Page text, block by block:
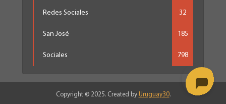
Redes Sociales 32
San José 185
Sociales 798
Copyright © 2025. Created by Uruguay30.